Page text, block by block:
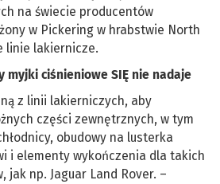
na świecie producentów
w Pickering w hrabstwie North
linie lakiernicze.
myjki ciśnieniowe SIĘ nie nadaje
z linii lakierniczych, aby
części zewnętrznych, w tym
obudowy na lusterka
i elementy wykończenia dla takich
jak np. Jaguar Land Rover. –